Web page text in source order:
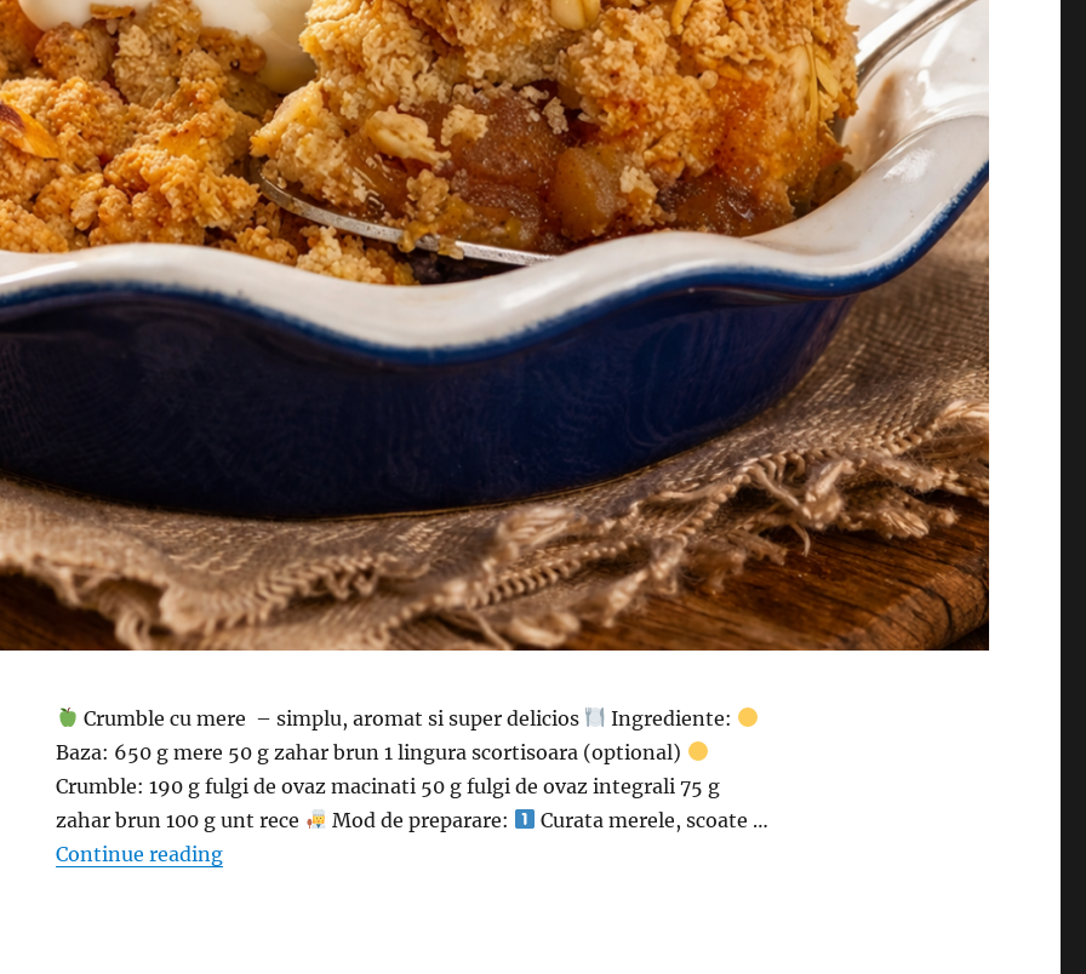
Crumble cu mere – simplu, aromat si super delicios
Ingrediente:
Baza: 650 g mere 50 g zahar brun 1 lingura scortisoara (optional)
Crumble: 190 g fulgi de ovaz macinati 50 g fulgi de ovaz integrali 75 g
zahar brun 100 g unt rece
Mod de preparare:
Curata merele, scoate …
Continue reading“Crumble cu mere – simplu, aromat si super delicios”